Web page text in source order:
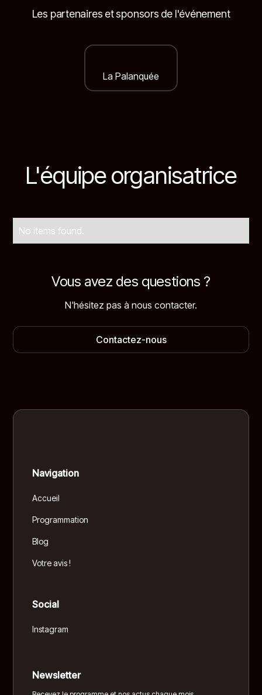
Les partenaires et sponsors de l'événement
La Palanquée
L'équipe organisatrice
No items found.
Vous avez des questions ?
N'hésitez pas à nous contacter.
Contactez-nous
Navigation
Accueil
Programmation
Blog
Votre avis !
Social
Instagram
Newsletter